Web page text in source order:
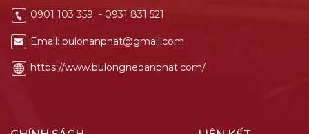
0901 103 359 - 0931 831 521
Email: bulonanphat@gmail.com
https://www.bulongneoanphat.com/